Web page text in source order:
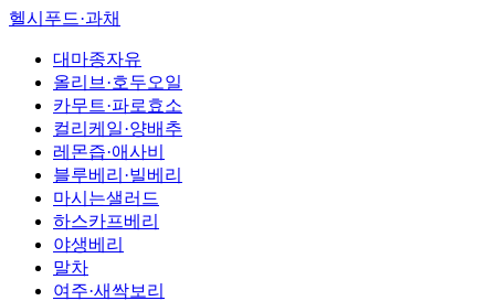
헬시푸드·과채
대마종자유
올리브·호두오일
카무트·파로효소
컬리케일·양배추
레몬즙·애사비
블루베리·빌베리
마시는샐러드
하스카프베리
야생베리
말차
여주·새싹보리